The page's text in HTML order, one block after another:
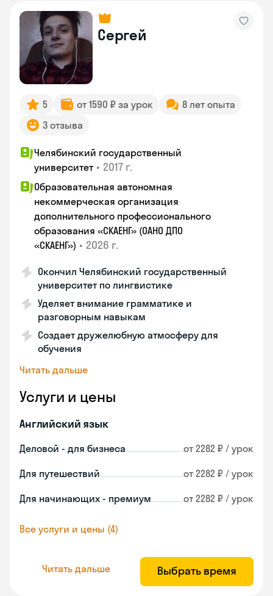
Сергей
5 от 1590 ₽ за урок
8 лет опыта
3 отзыва
Челябинский государственный
университет • 2017 г.
Образовательная автономная
некоммерческая организация
дополнительного профессионального
образования «СКАЕНГ» (ОАНО ДПО
«СКАЕНГ») • 2026 г.
Окончил Челябинский государственный
университет по лингвистике
Уделяет внимание грамматике и
разговорным навыкам
Создает дружелюбную атмосферу для
обучения
Читать дальше
Услуги и цены
Английский язык
Деловой - для бизнеса от 2282 ₽ / урок
Для путешествий от 2282 ₽ / урок
Для начинающих - премиум от 2282 ₽ / урок
Все услуги и цены (4)
Читать дальше Выбрать время